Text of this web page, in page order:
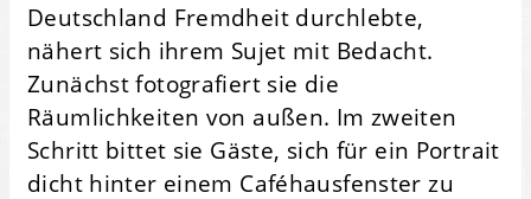
Deutschland Fremdheit durchlebte,
nähert sich ihrem Sujet mit Bedacht.
Zunächst fotografiert sie die
Räumlichkeiten von außen. Im zweiten
Schritt bittet sie Gäste, sich für ein Portrait
dicht hinter einem Caféhausfenster zu